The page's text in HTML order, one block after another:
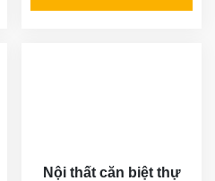
Nội thất căn biệt thự